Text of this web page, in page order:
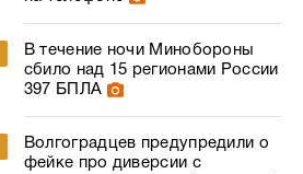
В течение ночи Минобороны
сбило над 15 регионами России
397 БПЛА
Волгоградцев предупредили о
фейке про диверсии с